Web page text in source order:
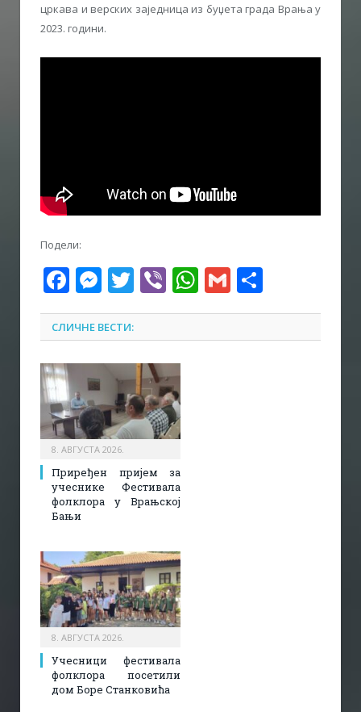
цркава и верских заједница из буџета града Врања у
2023. години.
Подели:
Facebook
Messenger
Twitter
ViberWhatsApp
Gmail
СЛИЧНЕ ВЕСТИ:
8. АВГУСТА 2026.
Приређен пријем за
учеснике Фестивала
фолклора у Врањској
Бањи
8. АВГУСТА 2026.
Учесници фестивала
фолклора посетили
дом Боре Станковића